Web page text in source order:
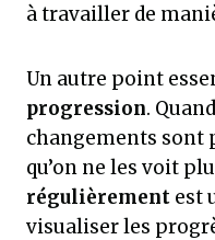
à travailler de
Un autre point
progression.
changements sont
qu’on ne les voit
régulièrement est
visualiser les